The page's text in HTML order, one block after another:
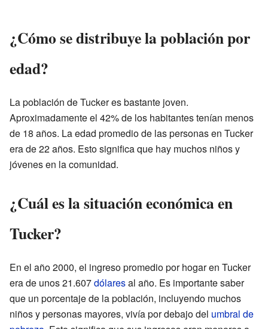
¿Cómo se distribuye la población por
edad?
La población de Tucker es bastante joven.
Aproximadamente el 42% de los habitantes tenían menos
de 18 años. La edad promedio de las personas en Tucker
era de 22 años. Esto significa que hay muchos niños y
jóvenes en la comunidad.
¿Cuál es la situación económica en
Tucker?
En el año 2000, el ingreso promedio por hogar en Tucker
era de unos 21.607dólaresal año. Es importante saber
que un porcentaje de la población, incluyendo muchos
niños y personas mayores, vivía por debajo del umbral de